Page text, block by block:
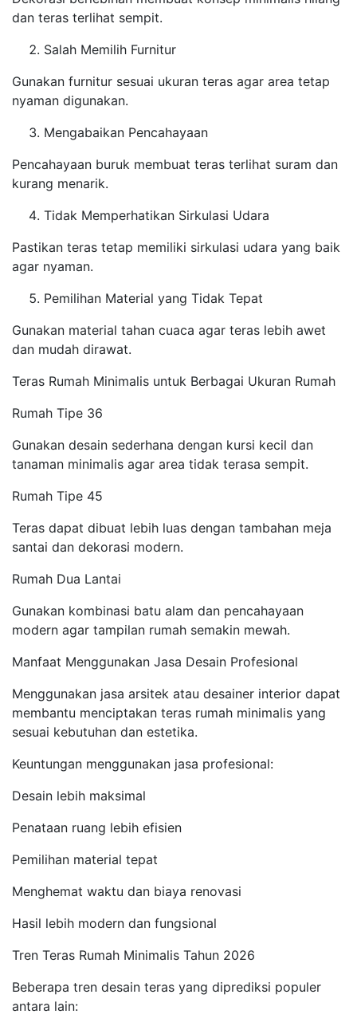
dan teras terlihat sempit.
Salah Memilih Furnitur
Gunakan furnitur sesuai ukuran teras agar area tetap
nyaman digunakan.
Mengabaikan Pencahayaan
Pencahayaan buruk membuat teras terlihat suram dan
kurang menarik.
Tidak Memperhatikan Sirkulasi Udara
Pastikan teras tetap memiliki sirkulasi udara yang baik
agar nyaman.
Pemilihan Material yang Tidak Tepat
Gunakan material tahan cuaca agar teras lebih awet
dan mudah dirawat.
Teras Rumah Minimalis untuk Berbagai Ukuran Rumah
Rumah Tipe 36
Gunakan desain sederhana dengan kursi kecil dan
tanaman minimalis agar area tidak terasa sempit.
Rumah Tipe 45
Teras dapat dibuat lebih luas dengan tambahan meja
santai dan dekorasi modern.
Rumah Dua Lantai
Gunakan kombinasi batu alam dan pencahayaan
modern agar tampilan rumah semakin mewah.
Manfaat Menggunakan Jasa Desain Profesional
Menggunakan jasa arsitek atau desainer interior dapat
membantu menciptakan teras rumah minimalis yang
sesuai kebutuhan dan estetika.
Keuntungan menggunakan jasa profesional:
Desain lebih maksimal
Penataan ruang lebih efisien
Pemilihan material tepat
Menghemat waktu dan biaya renovasi
Hasil lebih modern dan fungsional
Tren Teras Rumah Minimalis Tahun 2026
Beberapa tren desain teras yang diprediksi populer
antara lain: